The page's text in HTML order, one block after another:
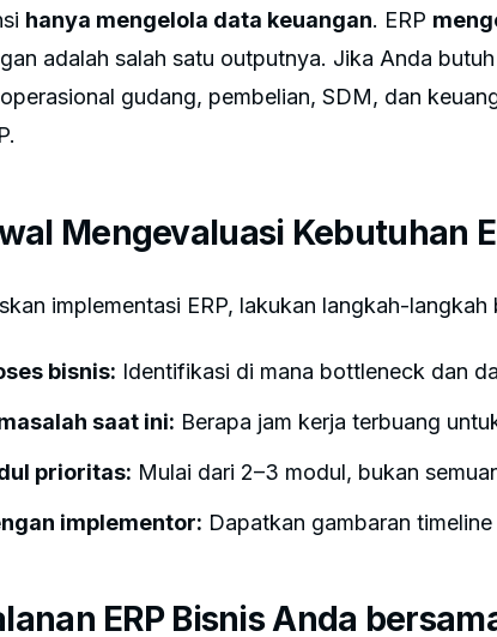
hanya mengelola data keuangan. ERP
adalah salah satu outputnya. Jika Anda
gudang, pembelian, SDM, dan
Mengevaluasi Kebutuhan
implementasi ERP, lakukan langkah-langkah
bisnis: Identifikasi di mana bottleneck dan
saat ini: Berapa jam kerja terbuang
prioritas: Mulai dari 2–3 modul, bukan
implementor: Dapatkan gambaran
ERP Bisnis Anda